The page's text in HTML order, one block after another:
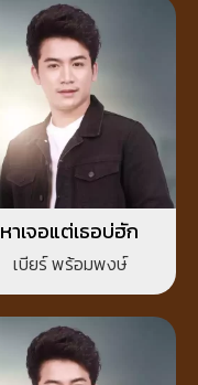
หาเจอแต่เธอบ่ฮัก
เบียร์ พร้อมพงษ์